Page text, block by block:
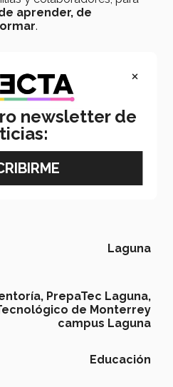
aprender, de
.
Laguna
PrepaTec Laguna,
de Monterrey
campus Laguna
Educación
×
newsletter de